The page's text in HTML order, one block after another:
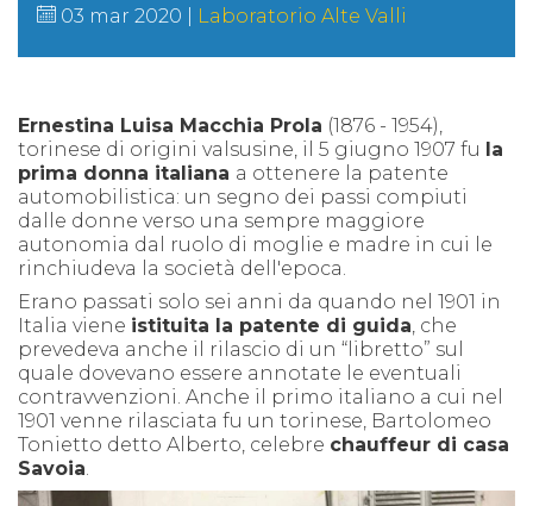
03 mar 2020 Laboratorio Alte Valli
Ernestina Luisa Macchia Prola (1876 - 1954),
torinese di origini valsusine, il 5 giugno 1907 fu la
prima donna italiana a ottenere la patente
automobilistica: un segno dei passi compiuti
dalle donne verso una sempre maggiore
autonomia dal ruolo di moglie e madre in cui le
rinchiudeva la società dell'epoca.
Erano passati solo sei anni da quando nel 1901 in
Italia viene istituita la patente di guida , che
prevedeva anche il rilascio di un “libretto” sul
quale dovevano essere annotate le eventuali
contravvenzioni. Anche il primo italiano a cui nel
1901 venne rilasciata fu un torinese, Bartolomeo
Tonietto detto Alberto, celebre chauffeur di casa
Savoia